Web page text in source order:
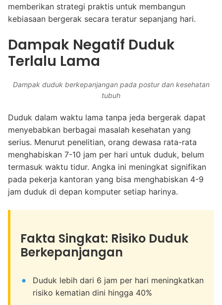
memberikan strategi praktis untuk membangun
kebiasaan bergerak secara teratur sepanjang hari.
Dampak Negatif Duduk
Terlalu Lama
Dampak duduk berkepanjangan pada postur dan kesehatan
tubuh
Duduk dalam waktu lama tanpa jeda bergerak dapat
menyebabkan berbagai masalah kesehatan yang
serius. Menurut penelitian, orang dewasa rata-rata
menghabiskan 7-10 jam per hari untuk duduk, belum
termasuk waktu tidur. Angka ini meningkat signifikan
pada pekerja kantoran yang bisa menghabiskan 4-9
jam duduk di depan komputer setiap harinya.
Fakta Singkat: Risiko Duduk
Berkepanjangan
Duduk lebih dari 6 jam per hari meningkatkan
risiko kematian dini hingga 40%